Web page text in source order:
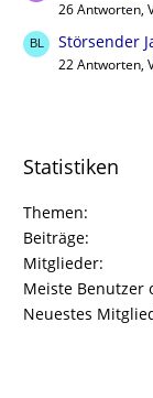
26 Antworten,
Störsender
22 Antworten,
Statistiken
Themen
Beiträge
Mitglieder
Meiste Benutzer
Neuestes